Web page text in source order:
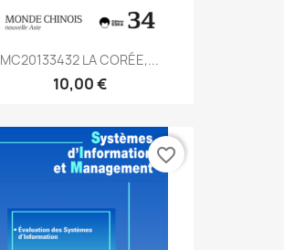
MC20133432 LA CORÉE,...
10,00 €
favorite_border